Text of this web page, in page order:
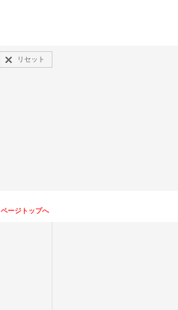
リセット
ページトップへ